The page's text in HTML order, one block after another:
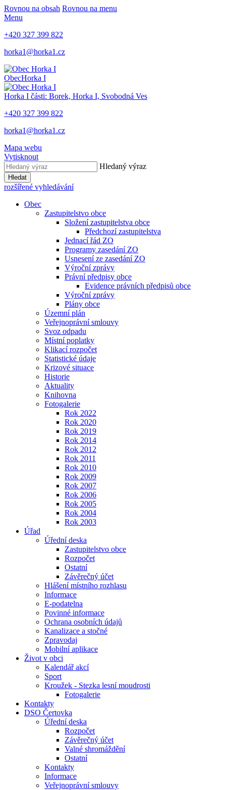
Rovnou na obsah Rovnou na menu
Menu
+420 327 399 822
horka1@horka1.cz
ObecHorka I
Horka I části: Borek, Horka I, Svobodná Ves
+420 327 399 822
horka1@horka1.cz
Mapa webu
Vytisknout
Hledaný výraz
Hledat
rozšířené vyhledávání
Obec
Zastupitelstvo obce
Složení zastupitelstva obce
Předchozí zastupitelstva
Jednací řád ZO
Programy zasedání ZO
Usnesení ze zasedání ZO
Výroční zprávy
Právní předpisy obce
Evidence právních předpisů obce
Výroční zprávy
Plány obce
Územní plán
Veřejnoprávní smlouvy
Svoz odpadu
Místní poplatky
Klikací rozpočet
Statistické údaje
Krizové situace
Historie
Aktuality
Knihovna
Fotogalerie
Rok 2022
Rok 2020
Rok 2019
Rok 2014
Rok 2012
Rok 2011
Rok 2010
Rok 2009
Rok 2007
Rok 2006
Rok 2005
Rok 2004
Rok 2003
Úřad
Úřední deska
Zastupitelstvo obce
Rozpočet
Ostatní
Závěrečný účet
Hlášení místního rozhlasu
Informace
E-podatelna
Povinné informace
Ochrana osobních údajů
Kanalizace a stočné
Zpravodaj
Mobilní aplikace
Život v obci
Kalendář akcí
Sport
Kroužek - Stezka lesní moudrosti
Fotogalerie
Kontakty
DSO Čertovka
Úřední deska
Rozpočet
Závěrečný účet
Valné shromáždění
Ostatní
Kontakty
Informace
Veřejnoprávní smlouvy